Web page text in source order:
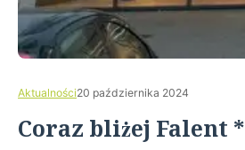
Aktualności20 października 2024
Coraz bliżej Falent